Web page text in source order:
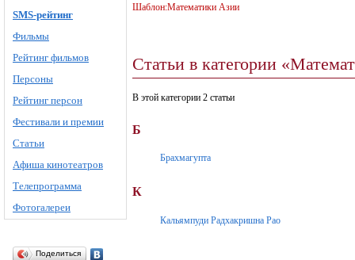
SMS-рейтинг
Фильмы
Рейтинг фильмов
Персоны
Рейтинг персон
Фестивали и премии
Статьи
Афиша кинотеатров
Телепрограмма
Фотогалереи
Поделиться
Шаблон:Математики Азии
Статьи в категории
В этой категории 2 статьи
Б
Брахмагупта
К
Кальямпуди Радхакришна Рао